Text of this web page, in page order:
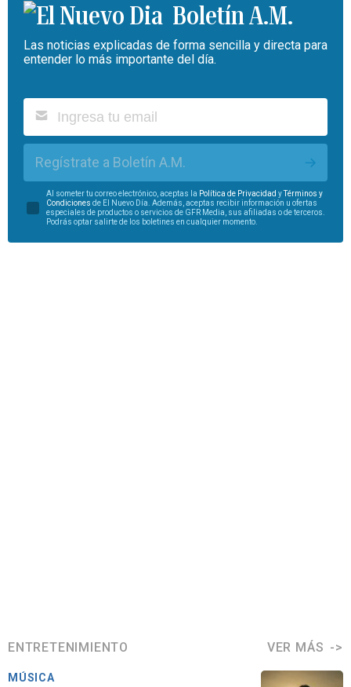
Boletín A.M.
Las noticias explicadas de forma sencilla y directa para
entender lo más importante del día.
Regístrate a Boletín A.M.
Al someter tu correo electrónico, aceptas la Política de Privacidad yTérminos y
Condiciones de El Nuevo Día. Además, aceptas recibir información u ofertas
especiales de productos o servicios de GFR Media, sus afiliadas o de terceros.
Podrás optar salirte de los boletines en cualquier momento.
ENTRETENIMIENTO VER MÁS
MÚSICA